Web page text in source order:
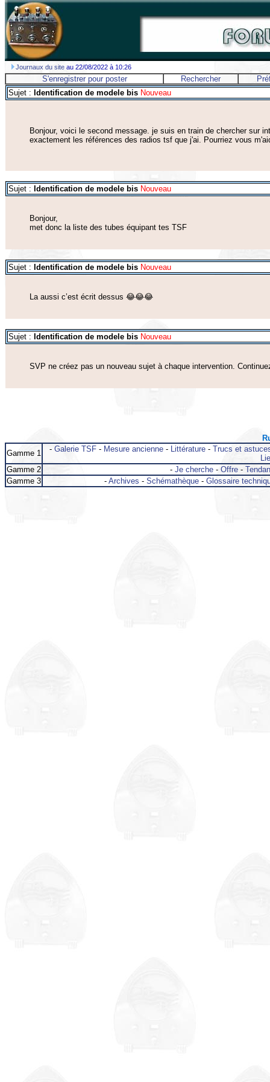
Journaux du site au 22/08/2022 à 10:26
S'enregistrer pour poster Rechercher
Sujet : Identification de modele bis Nouveau
Bonjour, voici le second message. je suis en train de chercher sur
exactement les références des radios tsf que j'ai. Pourriez vous
Sujet : Identification de modele bis Nouveau
Bonjour,
met donc la liste des tubes équipant tes TSF
Sujet : Identification de modele bis Nouveau
La aussi c’est écrit dessus 😂😂😂
Sujet : Identification de modele bis Nouveau
SVP ne créez pas un nouveau sujet à chaque intervention.
Gamme 1
- Galerie TSF- Mesure ancienne- Littérature- Trucs et
Gamme 2
- Je cherche- Offre-
Gamme 3
- Archives - Schémathèque- Glossaire